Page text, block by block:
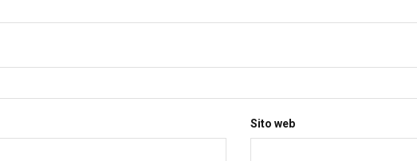
Sito web